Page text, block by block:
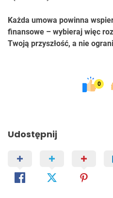
Udostępnij
Każda umowa powinna
finansowe – wybieraj więc
Twoją przyszłość, a nie
0